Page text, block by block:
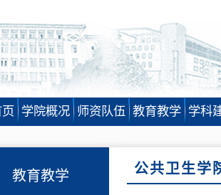
学院概况 师资队伍 教育教学 学科
教育教学 公共卫生学